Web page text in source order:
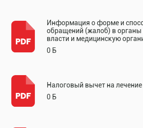
Информация о форме и
обращений (жалоб) в органы
власти и медицинскую
0 Б
Налоговый вычет на лечение
0 Б